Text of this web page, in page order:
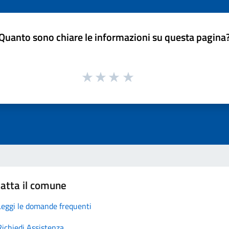
sono chiare le informazioni su questa
il comune
le domande frequenti